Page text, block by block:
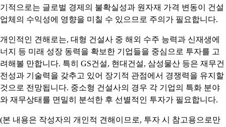
기적으로는 글로벌 경제의 불확실성과 원자재 가격 변동이 건설
업체의 수익성에 영향을 미칠 수 있으므로 주의가 필요합니다.
개인적인 견해로는, 대형 건설사 중 해외 수주 능력과 신재생에
너지 등 미래 성장 동력을 확보한 기업들을 중심으로 투자를 고
려해볼 만합니다. 특히 GS건설, 현대건설, 삼성물산 등은 재무건
전성과 기술력을 갖추고 있어 장기적 관점에서 경쟁력을 유지할
것으로 전망됩니다. 중소형 건설사의 경우 각 기업의 특화 분야
와 재무상태를 면밀히 분석한 후 선별적인 투자가 필요합니다.
(본 내용은 작성자의 개인적 견해이므로, 투자 시 참고용으로만